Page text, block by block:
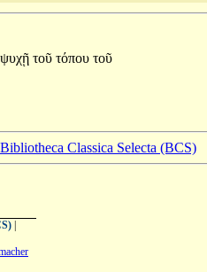
ψυχῇ τοῦ τόπου τοῦ
Bibliotheca Classica Selecta (BCS)